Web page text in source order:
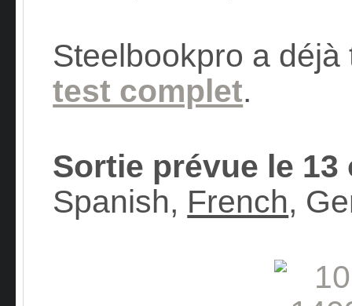
Steelbookpro a
test complet.
Sortie prévue le 13
Spanish, French,